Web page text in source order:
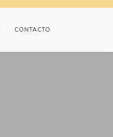
CONTACTO